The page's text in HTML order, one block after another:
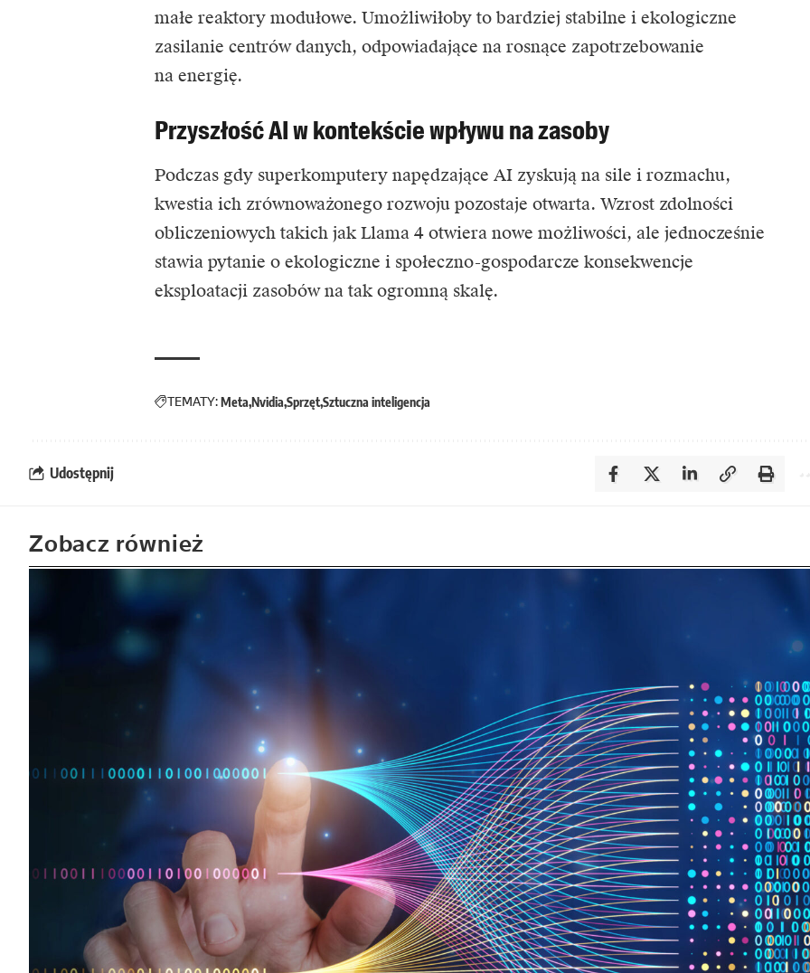
małe reaktory modułowe. Umożliwiłoby to bardziej stabilne i ekologiczne
zasilanie centrów danych, odpowiadające na rosnące zapotrzebowanie
na energię.
Przyszłość AI w kontekście wpływu na zasoby
Podczas gdy superkomputery napędzające AI zyskują na sile i rozmachu,
kwestia ich zrównoważonego rozwoju pozostaje otwarta. Wzrost zdolności
obliczeniowych takich jak Llama 4 otwiera nowe możliwości, ale jednocześnie
stawia pytanie o ekologiczne i społeczno-gospodarcze konsekwencje
eksploatacji zasobów na tak ogromną skalę.
TEMATY:Meta Nvidia SprzętSztuczna inteligencja
Udostępnij
Zobacz również